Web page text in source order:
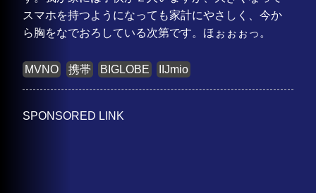
スマホを持つようになっても家計にやさしく、今か
ら胸をなでおろしている次第です。ほぉぉぉっ。
MVNO 携帯 BIGLOBE IIJmio
SPONSORED LINK